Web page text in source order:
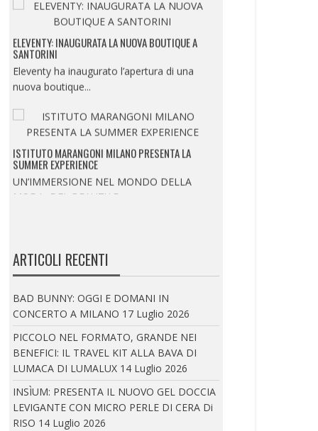
ELEVENTY: INAUGURATA LA NUOVA BOUTIQUE A
SANTORINI
Eleventy ha inaugurato l’apertura di una
nuova boutique...
ISTITUTO MARANGONI MILANO PRESENTA LA
SUMMER EXPERIENCE
UN’IMMERSIONE NEL MONDO DELLA
MODA, DEL BEAUTY E...
ELEVENTY: PRESENTA IL NUOVO CONCEPT DELLA
BOUTIQUE PARIGINA ALL’HOTEL DU LOUVRE
Eleventy inaugura il nuovo concept della
boutique parigina...
IRA LANGEVIN A CANNES: IRA LANGEVIN E COCO
ROCHA
In occasione della 79ª edizione del Festival
di...
ARTICOLI RECENTI
BAD BUNNY: OGGI E DOMANI IN
CONCERTO A MILANO 17 Luglio 2026
PICCOLO NEL FORMATO, GRANDE NEI
BENEFICI: IL TRAVEL KIT ALLA BAVA DI
LUMACA DI LUMALUX 14 Luglio 2026
INSÌUM: PRESENTA IL NUOVO GEL DOCCIA
LEVIGANTE CON MICRO PERLE DI CERA Di
RISO 14 Luglio 2026